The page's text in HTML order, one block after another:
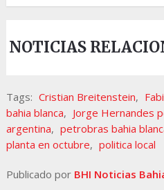
NOTICIAS
Tags: Cristian Breitenstein,
bahia blanca, Jorge Hernandes
argentina, petrobras bahia
planta en octubre, politica local
Publicado por BHI Noticias